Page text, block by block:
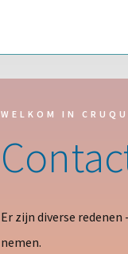
WELKOM IN
Er zijn diverse
nemen.